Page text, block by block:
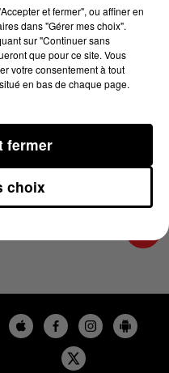
DU
et fermer", ou affiner en
dans "Gérer mes choix".
sur "Continuer sans
que pour ce site. Vous
votre consentement à tout
en bas de chaque page.
choix
fermer